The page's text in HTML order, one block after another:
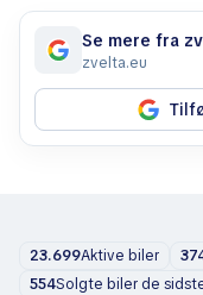
Se mere fra
zvelta.eu
23.699Aktive biler
554Solgte biler de